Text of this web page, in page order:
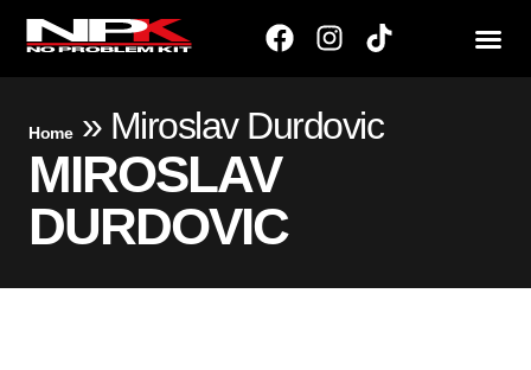
Home» Miroslav Durdovic
MIROSLAV
DURDOVIC